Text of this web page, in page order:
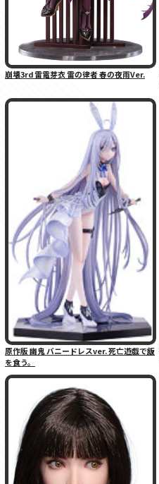
崩壊3rd 雷電芽衣 雷の律者 春の夜雨Ver.
原作版 幽鬼 バニードレスver. 死亡遊戯で飯
を食う。